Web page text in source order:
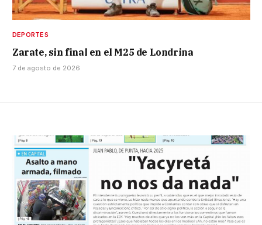
DEPORTES
Zarate, sin final en el M25 de Londrina
7 de agosto de 2026